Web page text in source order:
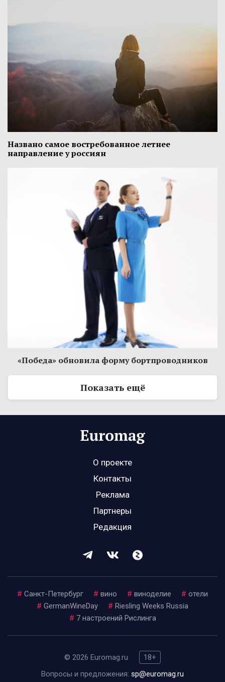
Названо самое востребованное летнее
направление у россиян
«Победа» обновила форму бортпроводников
Показать ещё
О проекте
Контакты
Реклама
Партнеры
Редакция
# Санкт-Петербург # вино # виноделие # отели
# GermanWineDay # Riesling Weeks Russia
# 7 настроений Рислинга
© 2026 Euromag.ru
18+
Вопросы и предложения: sp@euromag.ru